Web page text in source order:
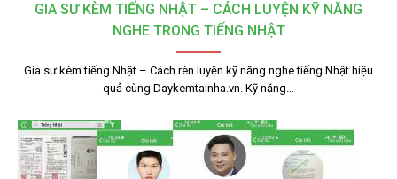
GIA SƯ KÈM TIẾNG NHẬT – CÁCH LUYỆN KỸ NĂNG
NGHE TRONG TIẾNG NHẬT
Gia sư kèm tiếng Nhật – Cách rèn luyện kỹ năng nghe tiếng Nhật hiệu
quả cùng Daykemtainha.vn. Kỹ năng…